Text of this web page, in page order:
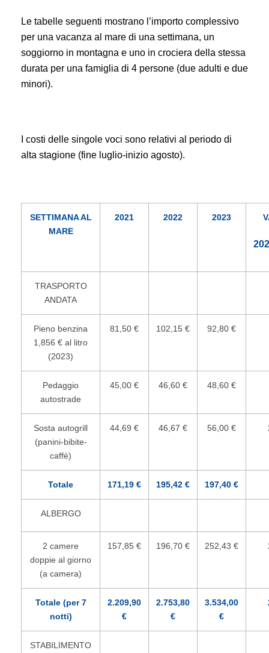
Le tabelle seguenti mostrano l’importo complessivo
per una vacanza al mare di una settimana, un
soggiorno in montagna e uno in crociera della stessa
durata per una famiglia di 4 persone (due adulti e due
minori).
I costi delle singole voci sono relativi al periodo di
alta stagione (fine luglio-inizio agosto).
SETTIMANA AL
MARE
2021 2022 2023
TRASPORTO
ANDATA
Pieno benzina
1,856 € al litro
(2023)
81,50 € 102,15 € 92,80 €
Pedaggio
autostrade
45,00 € 46,60 € 48,60 €
Sosta autogrill
(panini-bibite-
caffè)
44,69 € 46,67 € 56,00 €
Totale 171,19 € 195,42 € 197,40 €
ALBERGO
2 camere
doppie al giorno
(a camera)
157,85 € 196,70 € 252,43 €
Totale (per 7
notti)
2.209,90
€
2.753,80
€
3.534,00
€
STABILIMENTO